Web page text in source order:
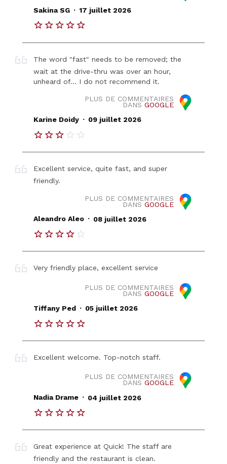
Sakina SG . 17 juillet 2026
The word "fast" needs to be removed; the
wait at the drive-thru was over an hour,
unheard of... I do not recommend it.
PLUS DE COMMENTAIRES
DANS GOOGLE
Karine Doidy . 09 juillet 2026
Excellent service, quite fast, and super
friendly.
PLUS DE COMMENTAIRES
DANS GOOGLE
Aleandro Aleo . 08 juillet 2026
Very friendly place, excellent service
PLUS DE COMMENTAIRES
DANS GOOGLE
Tiffany Ped . 05 juillet 2026
Excellent welcome. Top-notch staff.
PLUS DE COMMENTAIRES
DANS GOOGLE
Nadia Drame . 04 juillet 2026
Great experience at Quick! The staff are
friendly and the restaurant is clean.